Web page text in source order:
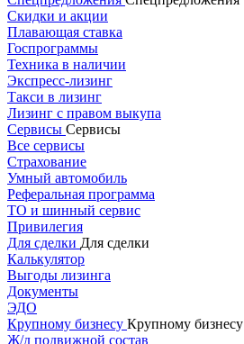
Скидки и акции
Плавающая ставка
Госпрограммы
Техника в наличии
Экспресс-лизинг
Такси в лизинг
Лизинг с правом выкупа
Сервисы Сервисы
Все сервисы
Страхование
Умный автомобиль
Реферальная программа
ТО и шинный сервис
Привилегия
Для сделки Для сделки
Калькулятор
Выгоды лизинга
Документы
ЭДО
Крупному бизнесу Крупному бизнесу
Ж/д подвижной состав